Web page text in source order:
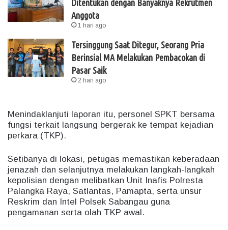
Ditentukan dengan Banyaknya Rekrutmen
Anggota
1 hari ago
Tersinggung Saat Ditegur, Seorang Pria
Berinsial MA Melakukan Pembacokan di
Pasar Saik
2 hari ago
Menindaklanjuti laporan itu, personel SPKT bersama
fungsi terkait langsung bergerak ke tempat kejadian
perkara (TKP).
Setibanya di lokasi, petugas memastikan keberadaan
jenazah dan selanjutnya melakukan langkah-langkah
kepolisian dengan melibatkan Unit Inafis Polresta
Palangka Raya, Satlantas, Pamapta, serta unsur
Reskrim dan Intel Polsek Sabangau guna
pengamanan serta olah TKP awal.